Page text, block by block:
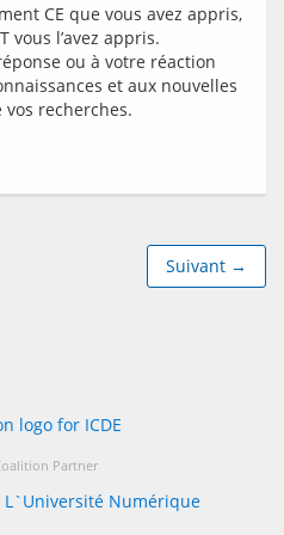
CE que vous avez appris,
vous l’avez appris.
ou à votre réaction
et aux nouvelles
recherches.
Suivant →
Partner